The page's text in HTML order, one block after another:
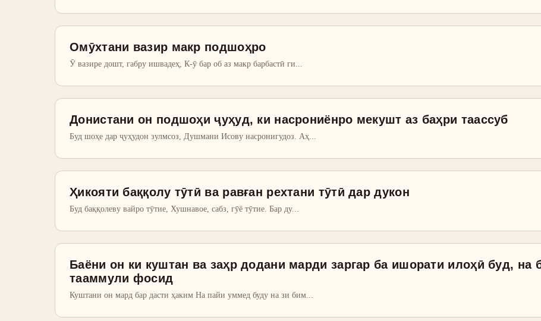
Омӯхтани вазир макр подшоҳро
Ӯ вазире дошт, габру ишвадеҳ, К-ӯ бар об аз макр барбастӣ ги
Донистани он подшоҳи ҷуҳуд, ки насрониёнро мекушт аз баҳри таассуб
Буд шоҳе дар ҷуҳудон зулмсоз, Душмани Исову насронигудоз. Аҳ
Ҳикояти баққолу тӯтӣ ва равған рехтани тӯтӣ дар дукон
Буд баққолеву вайро тӯтие, Хушнавое, сабз, гӯё тӯтие. Бар ду...
Баёни он ки куштан ва заҳр додани марди заргар ба ишорати илоҳӣ буд, на
тааммули фосид
Куштани он мард бар дасти ҳаким На пайи уммед буду на зи бим